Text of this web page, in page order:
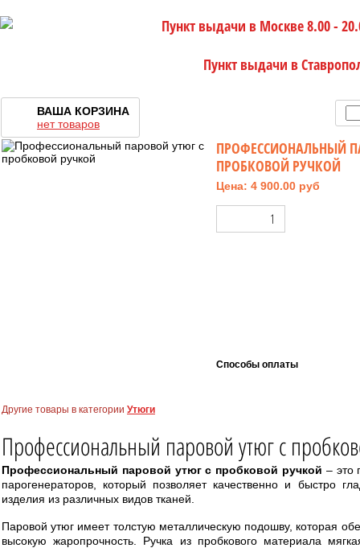
Пункт выдачи в Москве 8.00 -
Пункт выдачи в
ВАША КОРЗИНА
нет товаров
ПРОФЕССИОНАЛЬНЫЙ
ПРОБКОВОЙ РУЧКОЙ
Цена: 4 900.00 руб
Способы оплаты
Другие товары в категории Утюги
Профессиональный паровой утюг с
Профессиональный паровой утюг с пробковой ручкой – это
парогенераторов, который позволяет качественно и быстро
изделия из различных видов тканей.
Паровой утюг имеет толстую металлическую подошву, которая
высокую жаропрочность. Ручка из пробкового материала